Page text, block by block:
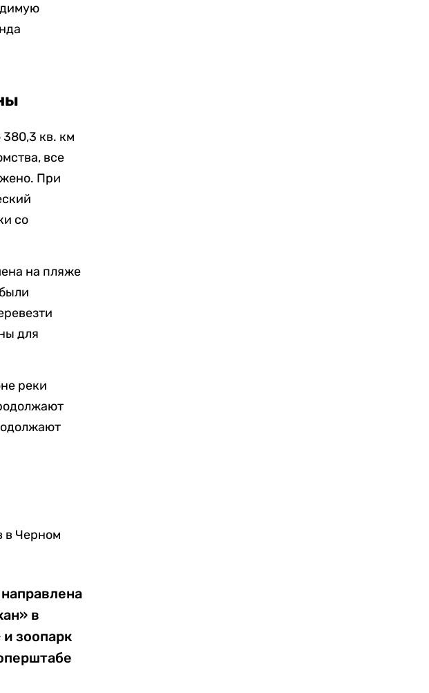
380,3 кв. км
все
При
со
на пляже
для
реки
в Черном
в
зоопарк